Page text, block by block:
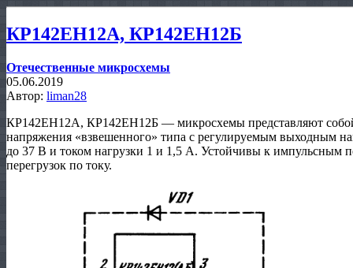
КР142ЕН12А, КР142ЕН12Б
Отечественные микросхемы
05.06.2019
Автор: liman28
КР142ЕН12А, КР142ЕН12Б — микросхемы представляют
напряжения «взвешенного» типа с регулируемым выходным
до 37 В и током нагрузки 1 и 1,5 А. Устойчивы к импульсным
перегрузок по току.